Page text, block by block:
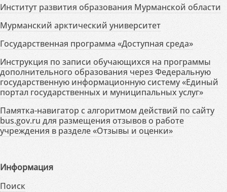
Институт развития образования Мурманской области
Мурманский арктический университет
Государственная программа «Доступная среда»
Инструкция по записи обучающихся на программы
дополнительного образования через Федеральную
государственную информационную систему «Единый
портал государственных и муниципальных услуг»
Памятка-навигатор с алгоритмом действий по сайту
bus.gov.ru для размещения отзывов о работе
учреждения в разделе «Отзывы и оценки»
Информация
Поиск